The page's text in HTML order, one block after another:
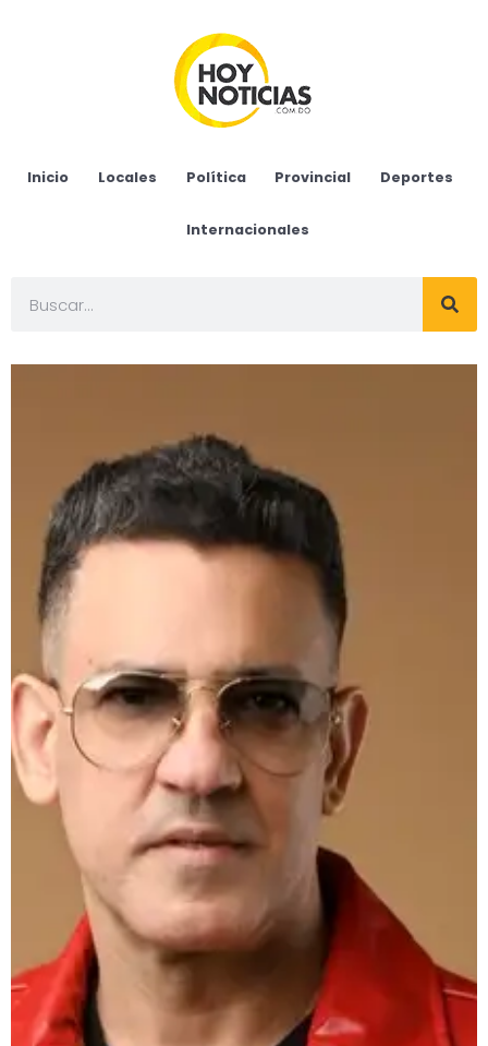
Inicio Locales Política Provincial Deportes
Internacionales